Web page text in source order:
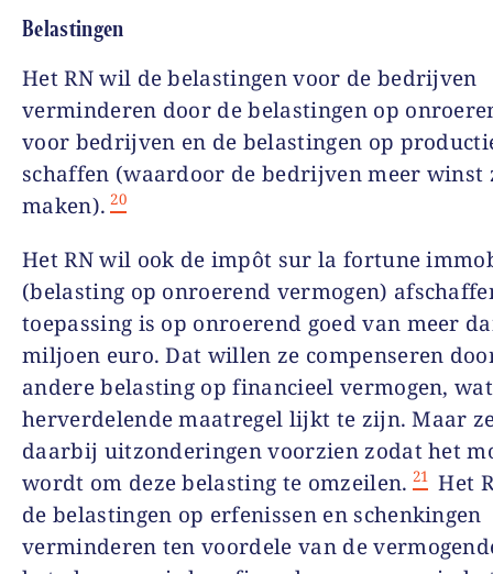
Belastingen
Het RN wil de belastingen voor de bedrijven
verminderen door de belastingen op
voor bedrijven en de belastingen op
schaffen (waardoor de bedrijven meer winst
maken). 20
Het RN wil ook de impôt sur la fortune
(belasting op onroerend vermogen)
toepassing is op onroerend goed van meer
miljoen euro. Dat willen ze compenseren
andere belasting op financieel vermogen,
herverdelende maatregel lijkt te zijn. Maar
daarbij uitzonderingen voorzien zodat het
wordt om deze belasting te omzeilen. 21 Het
de belastingen op erfenissen en schenkingen
verminderen ten voordele van de